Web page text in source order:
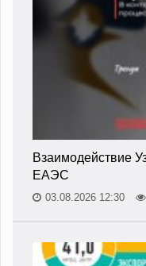
Взаимодействие
ЕАЭС
03.08.2026 12:30